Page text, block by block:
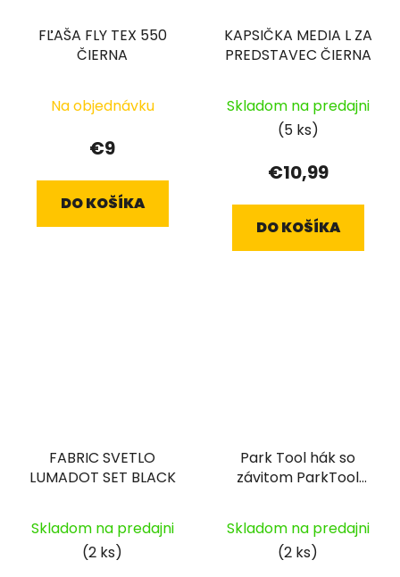
FĽAŠA FLY TEX 550
ČIERNA
Na objednávku
€9
DO KOŠÍKA
KAPSIČKA MEDIA L ZA
PREDSTAVEC ČIERNA
Skladom na predajni
(5 ks)
€10,99
DO KOŠÍKA
FABRIC SVETLO
LUMADOT SET BLACK
Skladom na predajni
(2 ks)
Park Tool hák so
závitom ParkTool
Skladom na predajni
(2 ks)